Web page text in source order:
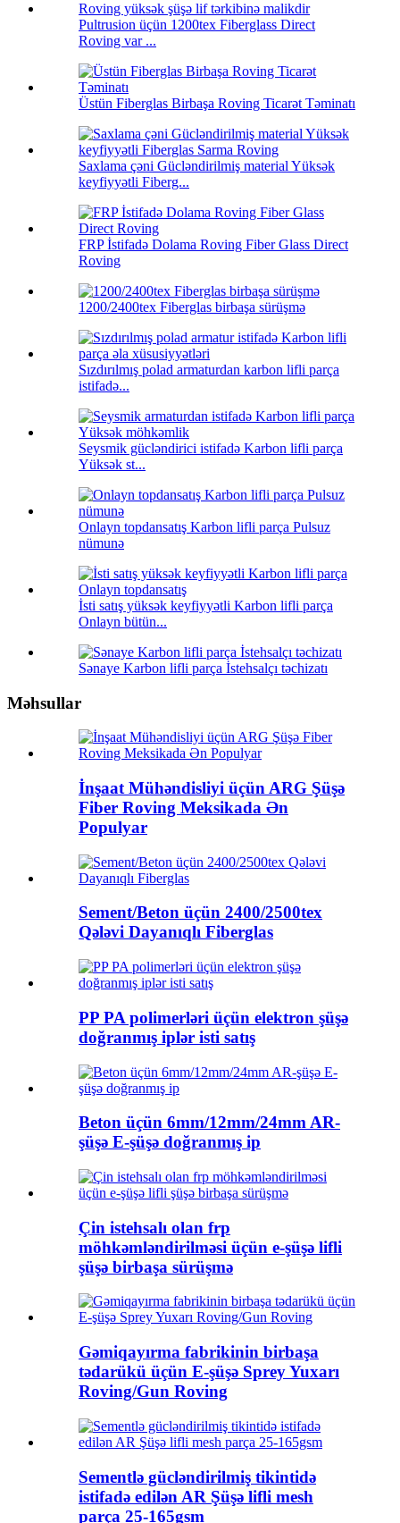
Pultrusion üçün 1200tex Fiberglass Direct
Roving var ...
Üstün Fiberglas Birbaşa Roving Ticarət Təminatı
Saxlama çəni Gücləndirilmiş material Yüksək
keyfiyyətli Fiberg...
FRP İstifadə Dolama Roving Fiber Glass Direct
Roving
1200/2400tex Fiberglas birbaşa sürüşmə
Sızdırılmış polad armaturdan karbon lifli parça
istifadə...
Seysmik gücləndirici istifadə Karbon lifli parça
Yüksək st...
Onlayn topdansatış Karbon lifli parça Pulsuz
nümunə
İsti satış yüksək keyfiyyətli Karbon lifli parça
Onlayn bütün...
Sənaye Karbon lifli parça İstehsalçı təchizatı
Məhsullar
İnşaat Mühəndisliyi üçün ARG Şüşə
Fiber Roving Meksikada Ən
Populyar
Sement/Beton üçün 2400/2500tex
Qələvi Dayanıqlı Fiberglas
PP PA polimerləri üçün elektron şüşə
doğranmış iplər isti satış
Beton üçün 6mm/12mm/24mm AR-
şüşə E-şüşə doğranmış ip
Çin istehsalı olan frp
möhkəmləndirilməsi üçün e-şüşə lifli
şüşə birbaşa sürüşmə
Gəmiqayırma fabrikinin birbaşa
tədarükü üçün E-şüşə Sprey Yuxarı
Roving/Gun Roving
Sementlə gücləndirilmiş tikintidə
istifadə edilən AR Şüşə lifli mesh
parça 25-165gsm